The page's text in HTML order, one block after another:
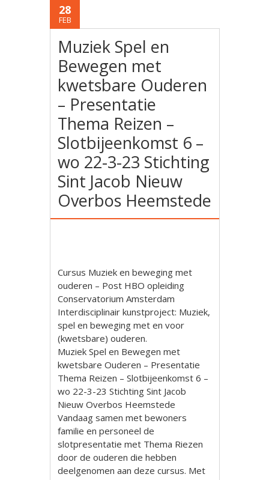
28
FEB
Muziek Spel en
Bewegen met
kwetsbare Ouderen
– Presentatie
Thema Reizen –
Slotbijeenkomst 6 –
wo 22-3-23 Stichting
Sint Jacob Nieuw
Overbos Heemstede
Cursus Muziek en beweging met
ouderen – Post HBO opleiding
Conservatorium Amsterdam
Interdisciplinair kunstproject: Muziek,
spel en beweging met en voor
(kwetsbare) ouderen.
Muziek Spel en Bewegen met
kwetsbare Ouderen – Presentatie
Thema Reizen – Slotbijeenkomst 6 –
wo 22-3-23 Stichting Sint Jacob
Nieuw Overbos Heemstede
Vandaag samen met bewoners
familie en personeel de
slotpresentatie met Thema Riezen
door de ouderen die hebben
deelgenomen aan deze cursus. Met